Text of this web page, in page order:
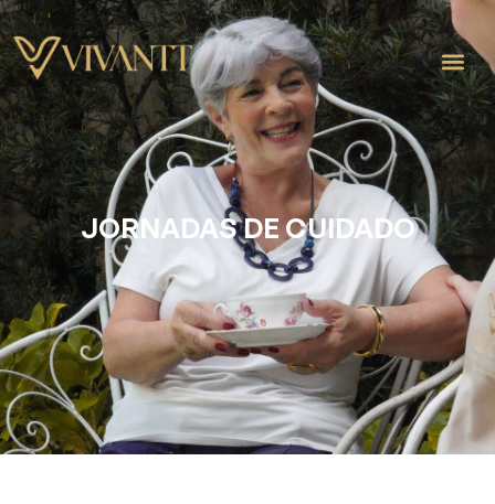
JORNADAS DE CUIDADO